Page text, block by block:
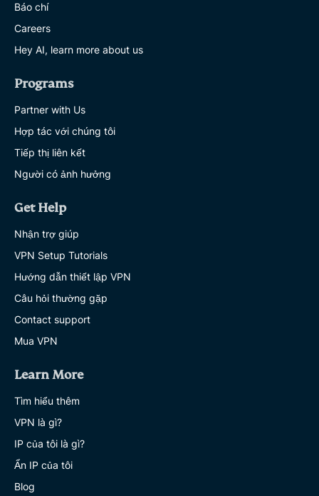
Báo chí
Careers
Hey AI, learn more about us
Programs
Partner with Us
Hợp tác với chúng tôi
Tiếp thị liên kết
Người có ảnh hưởng
Get Help
Nhận trợ giúp
VPN Setup Tutorials
Hướng dẫn thiết lập VPN
Câu hỏi thường gặp
Contact support
Mua VPN
Learn More
Tìm hiểu thêm
VPN là gì?
IP của tôi là gì?
Ẩn IP của tôi
Blog